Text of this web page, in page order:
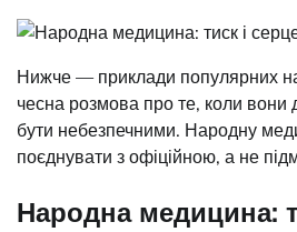
Нижче — приклади популярних
чесна розмова про те, коли вони
бути небезпечними. Народну
поєднувати з офіційною, а не
Народна медицина: